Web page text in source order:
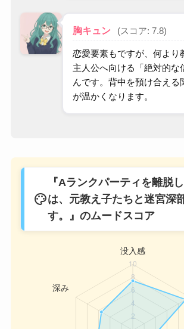
胸キュン (スコア: 7.8)
恋愛要素もですが、何より
主人公へ向ける「絶対的な
んです。背中を預け合える
が温かくなります。
palette
『Aランクパーティを離脱
は、元教え子たちと迷宮深
す。』のムードスコア